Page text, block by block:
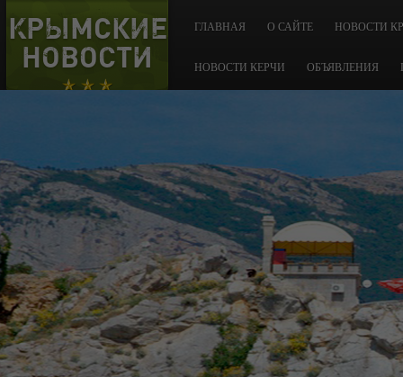
КРЫМСКИЕ
НОВОСТИ
ГЛАВНАЯ О САЙТЕ НОВОСТИ
НОВОСТИ КЕРЧИ ОБЪЯВЛЕНИЯ